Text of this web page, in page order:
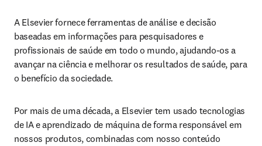
A Elsevier fornece ferramentas de análise e decisão
baseadas em informações para pesquisadores e
profissionais de saúde em todo o mundo, ajudando-os a
avançar na ciência e melhorar os resultados de saúde, para
o benefício da sociedade.
Por mais de uma década, a Elsevier tem usado tecnologias
de IA e aprendizado de máquina de forma responsável em
nossos produtos, combinadas com nosso conteúdo